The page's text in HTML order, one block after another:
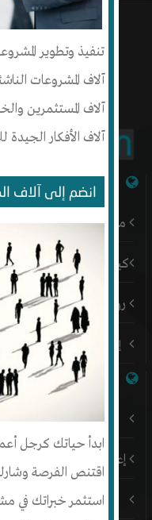
تنفيذ وتطوير
آلاف المشروعات
آلاف المستثمرين
آلاف الأفكار الجيدة
انضم إلى آلاف
ابدأ حياتك كرجل
اقتنص الفرصة
استثمر خبراتك في
شبكة إنتج
من نحن
كيف أبدأ
رؤيتنا
إتصل بنا
روابط هامة
باقات إنتج المميزة
إعلن على إنتج
المدونة